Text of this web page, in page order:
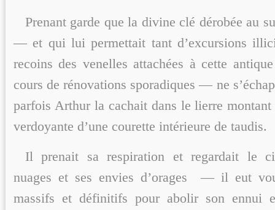
Prenant garde que la divine clé dérobée au
— et qui lui permettait tant d’excursions
recoins des venelles attachées à cette
cours de rénovations sporadiques — ne
parfois Arthur la cachait dans le lierre
verdoyante d’une courette intérieure de taudis.
Il prenait sa respiration et regardait le
nuages et ses envies d’orages — il eut
massifs et définitifs pour abolir son ennui